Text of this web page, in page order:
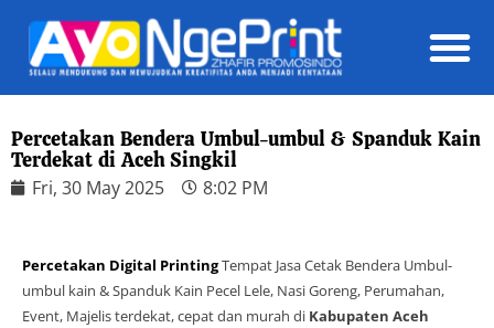
Percetakan Bendera Umbul-umbul & Spanduk Kain
Terdekat di Aceh Singkil
Fri, 30 May 2025 8:02 PM
Percetakan Digital PrintingTempat Jasa Cetak Bendera Umbul-
umbul kain & Spanduk Kain Pecel Lele, Nasi Goreng, Perumahan,
Event, Majelis terdekat, cepat dan murah di Kabupaten Aceh